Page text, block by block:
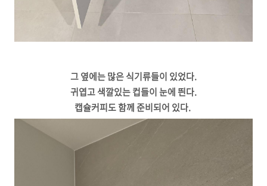
그 옆에는 많은 식기류들이 있었다.
귀엽고 색깔있는 컵들이 눈에 띈다.
캡슐커피도 함께 준비되어 있다.